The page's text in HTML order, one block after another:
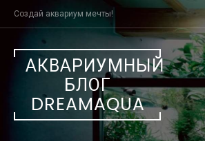
Skip
to
Создай аквариум мечты!
АКВАРИУМНЫЙ
БЛОГ
DREAMAQUA